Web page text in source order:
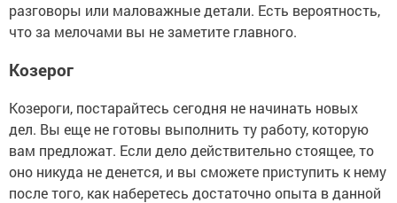
разговоры или маловажные детали. Есть вероятность,
что за мелочами вы не заметите главного.
Козерог
Козероги, постарайтесь сегодня не начинать новых
дел. Вы еще не готовы выполнить ту работу, которую
вам предложат. Если дело действительно стоящее, то
оно никуда не денется, и вы сможете приступить к нему
после того, как наберетесь достаточно опыта в данной